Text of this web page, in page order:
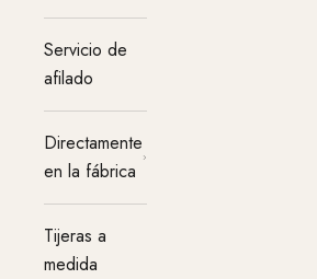
Servicio de
afilado
Directamente
en la fábrica
Tijeras a
medida